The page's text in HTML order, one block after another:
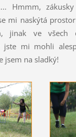
Hmmm,
mi naskýtá
jinak ve všech
mi mohli
jsem na sladký!